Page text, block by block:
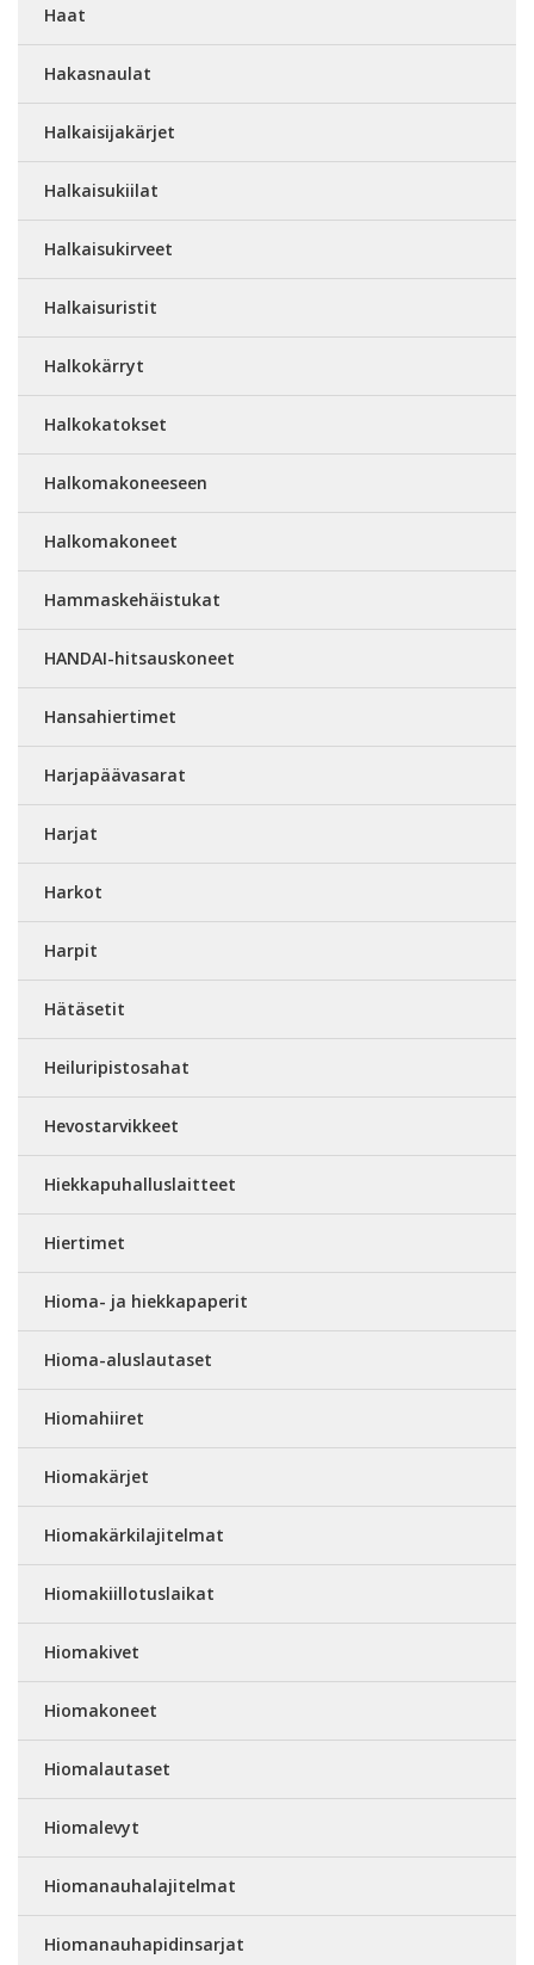
Haat
Hakasnaulat
Halkaisijakärjet
Halkaisukiilat
Halkaisukirveet
Halkaisuristit
Halkokärryt
Halkokatokset
Halkomakoneeseen
Halkomakoneet
Hammaskehäistukat
HANDAI-hitsauskoneet
Hansahiertimet
Harjapäävasarat
Harjat
Harkot
Harpit
Hätäsetit
Heiluripistosahat
Hevostarvikkeet
Hiekkapuhalluslaitteet
Hiertimet
Hioma- ja hiekkapaperit
Hioma-aluslautaset
Hiomahiiret
Hiomakärjet
Hiomakärkilajitelmat
Hiomakiillotuslaikat
Hiomakivet
Hiomakoneet
Hiomalautaset
Hiomalevyt
Hiomanauhalajitelmat
Hiomanauhapidinsarjat